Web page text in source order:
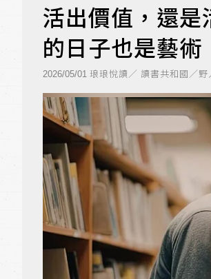
活出價值，還
的日子也是藝術
2026/05/01 琅琅悅讀／ 讀書共和國／野